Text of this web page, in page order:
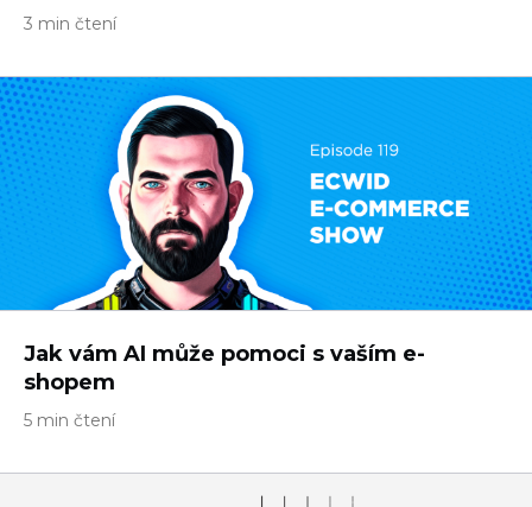
3 min čtení
Jak vám AI může pomoci s vaším e-
shopem
5 min čtení